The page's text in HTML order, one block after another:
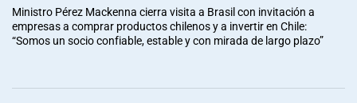
Ministro Pérez Mackenna cierra visita a Brasil con invitación a
empresas a comprar productos chilenos y a invertir en Chile:
“Somos un socio confiable, estable y con mirada de largo plazo”